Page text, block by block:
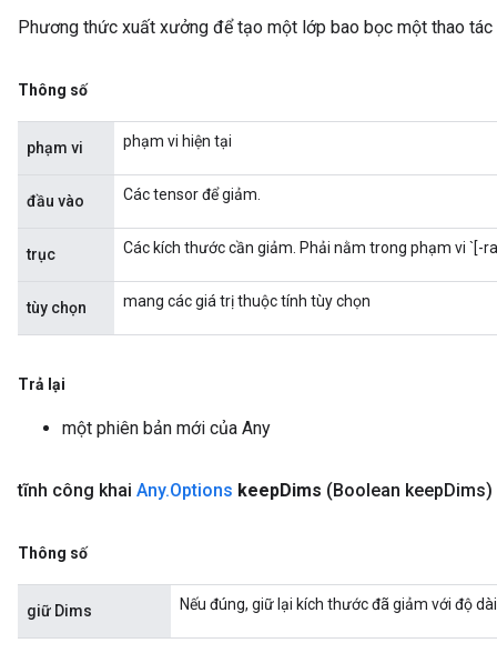
Phương thức xuất xưởng để tạo một lớp bao bọc một thao tác
Thông số
phạm vi phạm vi hiện tại
đầu vào Các tensor để giảm.
trục Các kích thước cần giảm. Phải nằm trong phạm vi `[-
tùy chọn mang các giá trị thuộc tính tùy chọn
Trả lại
một phiên bản mới của Any
tĩnh công khai Any.Options keepDims (Boolean keepDims)
Thông số
giữ Dims Nếu đúng, giữ lại kích thước đã giảm với độ